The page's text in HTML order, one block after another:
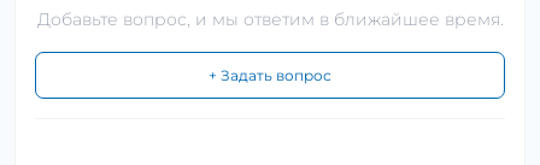
Добавьте вопрос, и мы ответим в ближайшее время.
+ Задать вопрос